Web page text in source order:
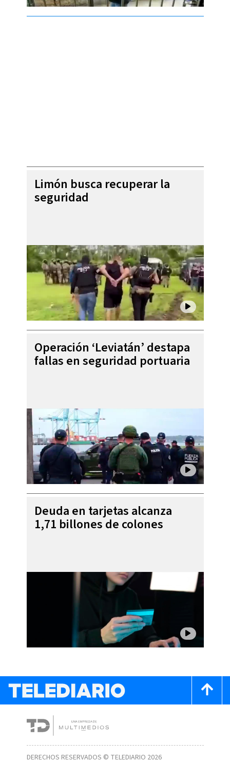
Limón busca recuperar la
seguridad
Operación ‘Leviatán’ destapa
fallas en seguridad portuaria
Deuda en tarjetas alcanza
1,71 billones de colones
DERECHOS RESERVADOS © TELEDIARIO 2026